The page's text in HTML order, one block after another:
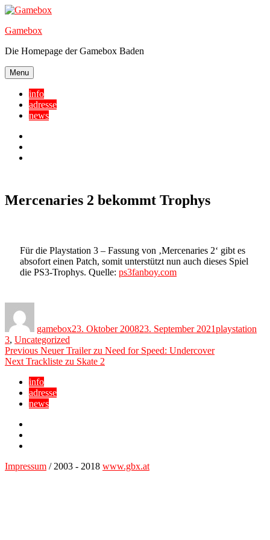
Skip
content
Gamebox
Die Homepage der Gamebox Baden
Menu
info
adresse
news
Mercenaries 2 bekommt Trophys
Für die Playstation 3 – Fassung von ‚Mercenaries 2‘ gibt es
absofort einen Patch, somit unterstützt nun auch dieses Spiel
die PS3-Trophys. Quelle: ps3fanboy.com
gamebox23. Oktober 200823. September 2021playstation
3, Uncategorized
Beitragsnavigation
Previous Previous
post:
Neuer Trailer zu Need for Speed: Undercover
Next Next
Trackliste zu Skate 2
info
adresse
news
Impressum / 2003 - 2018 www.gbx.at